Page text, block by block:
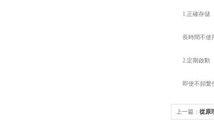
1.正確存儲
長時間不使用
2.定期啟動
即使不頻繁使
上一篇： 從原